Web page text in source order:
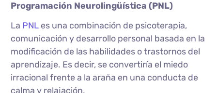
Programación Neurolingüística (PNL)
La PNL es una combinación de psicoterapia,
comunicación y desarrollo personal basada en la
modificación de las habilidades o trastornos del
aprendizaje. Es decir, se convertiría el miedo
irracional frente a la araña en una conducta de
calma y relajación.